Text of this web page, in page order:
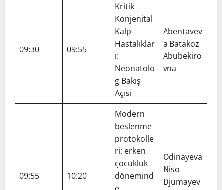
09:30 09:55
Kritik
Konjenital
Kalp
Hastalıklar
ı:
Neonatolo
g Bakış
Açısı
Abentavev
a Batakoz
Abubekiro
vna
09:55 10:20
Modern
beslenme
protokolle
ri: erken
çocukluk
dönemind
Odinayeva
Niso
Djumayev